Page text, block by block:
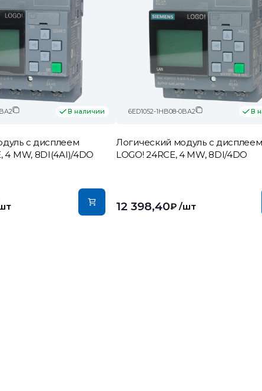
В наличии
c дисплеем
4 MW, 8DI(4AI)/4DO
6ED1052-1HB08-0BA2 В
Логический модуль c дисплеем
LOGO! 24RCE, 4 MW, 8DI/4DO
12 398,40₽ /шт